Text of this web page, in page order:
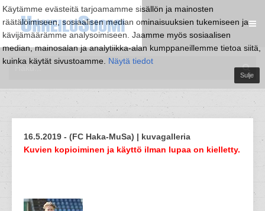
Käytämme evästeitä tarjoamamme sisällön ja mainosten
räätälöimiseen, sosiaalisen median ominaisuuksien tukemiseen ja
kävijämäärämme analysoimiseen. Jaamme myös sosiaalisen
median, mainosalan ja analytiikka-alan kumppaneillemme tietoa siitä,
kuinka käytät sivustoamme. Näytä tiedot
Sulje
16.5.2019 - (FC Haka-MuSa) | kuvagalleria
Kuvien kopioiminen ja käyttö ilman lupaa on kielletty.